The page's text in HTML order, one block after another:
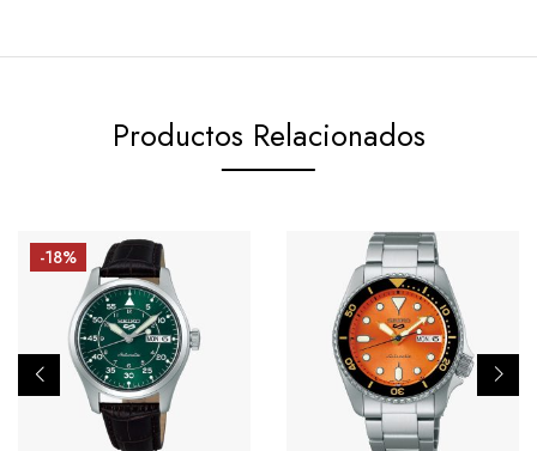
Productos Relacionados
-18%